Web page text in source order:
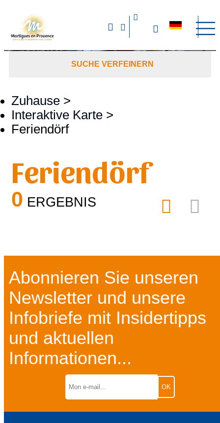
SUCHE VERFEINERN
Zuhause >
Interaktive Karte >
Feriendörf
Feriendörf
0 ERGEBNIS
Abonnieren Sie unseren
Newsletter und unsere
Infobriefe mit Insidertipps
und aktuellen
Informationen...